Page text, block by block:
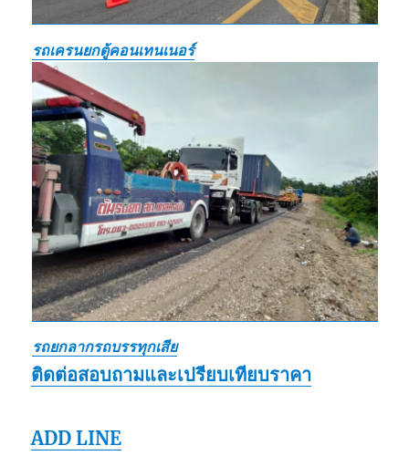
รถเครนยกตู้คอนเทนเนอร์
รถยกลากรถบรรทุกเสีย
ติดต่อสอบถามและเปรียบเทียบราคา
ADD LINE